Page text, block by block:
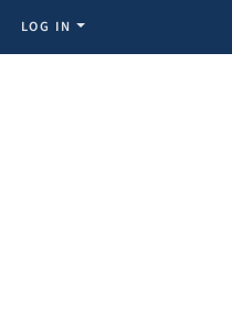
LOG IN